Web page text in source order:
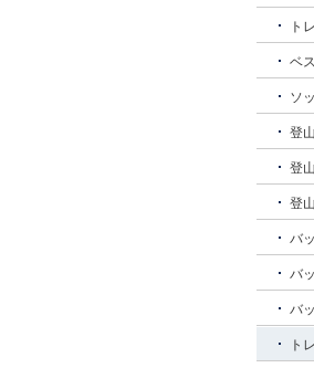
ト
ベ
ソ
登
登
登
バ
バ
バ
ト